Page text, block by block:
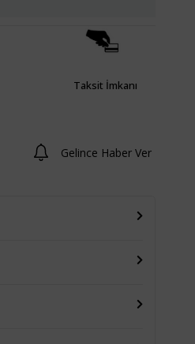
Taksit İmkanı
Gelince Haber Ver